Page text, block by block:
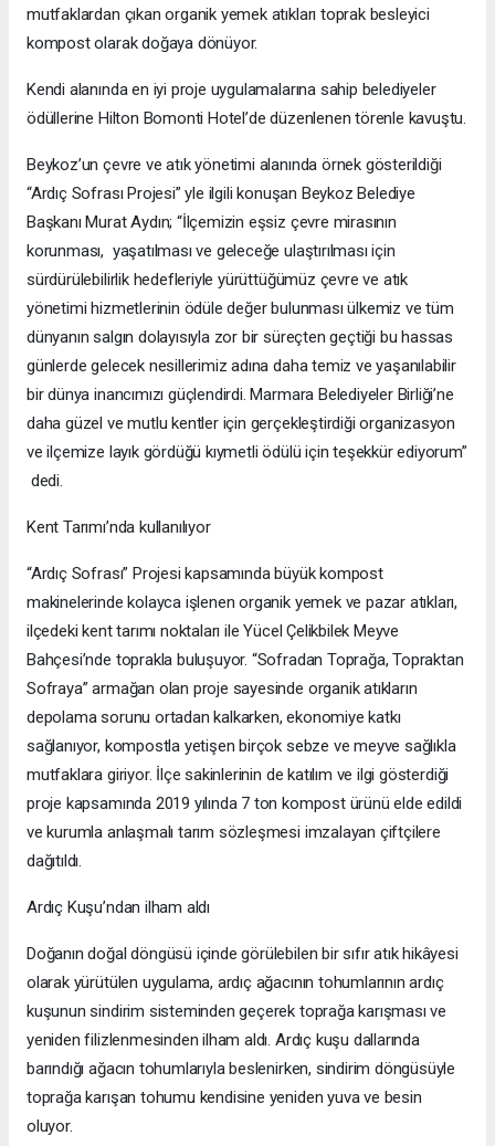
mutfaklardan çıkan organik yemek atıkları toprak besleyici
kompost olarak doğaya dönüyor.
Kendi alanında en iyi proje uygulamalarına sahip belediyeler
ödüllerine Hilton Bomonti Hotel’de düzenlenen törenle kavuştu.
Beykoz’un çevre ve atık yönetimi alanında örnek gösterildiği
“Ardıç Sofrası Projesi” yle ilgili konuşan Beykoz Belediye
Başkanı Murat Aydın; “İlçemizin eşsiz çevre mirasının
korunması, yaşatılması ve geleceğe ulaştırılması için
sürdürülebilirlik hedefleriyle yürüttüğümüz çevre ve atık
yönetimi hizmetlerinin ödüle değer bulunması ülkemiz ve tüm
dünyanın salgın dolayısıyla zor bir süreçten geçtiği bu hassas
günlerde gelecek nesillerimiz adına daha temiz ve yaşanılabilir
bir dünya inancımızı güçlendirdi. Marmara Belediyeler Birliği’ne
daha güzel ve mutlu kentler için gerçekleştirdiği organizasyon
ve ilçemize layık gördüğü kıymetli ödülü için teşekkür ediyorum”
dedi.
Kent Tarımı’nda kullanılıyor
“Ardıç Sofrası” Projesi kapsamında büyük kompost
makinelerinde kolayca işlenen organik yemek ve pazar atıkları,
ilçedeki kent tarımı noktaları ile Yücel Çelikbilek Meyve
Bahçesi’nde toprakla buluşuyor. “Sofradan Toprağa, Topraktan
Sofraya” armağan olan proje sayesinde organik atıkların
depolama sorunu ortadan kalkarken, ekonomiye katkı
sağlanıyor, kompostla yetişen birçok sebze ve meyve sağlıkla
mutfaklara giriyor. İlçe sakinlerinin de katılım ve ilgi gösterdiği
proje kapsamında 2019 yılında 7 ton kompost ürünü elde edildi
ve kurumla anlaşmalı tarım sözleşmesi imzalayan çiftçilere
dağıtıldı.
Ardıç Kuşu’ndan ilham aldı
Doğanın doğal döngüsü içinde görülebilen bir sıfır atık hikâyesi
olarak yürütülen uygulama, ardıç ağacının tohumlarının ardıç
kuşunun sindirim sisteminden geçerek toprağa karışması ve
yeniden filizlenmesinden ilham aldı. Ardıç kuşu dallarında
barındığı ağacın tohumlarıyla beslenirken, sindirim döngüsüyle
toprağa karışan tohumu kendisine yeniden yuva ve besin
oluyor.